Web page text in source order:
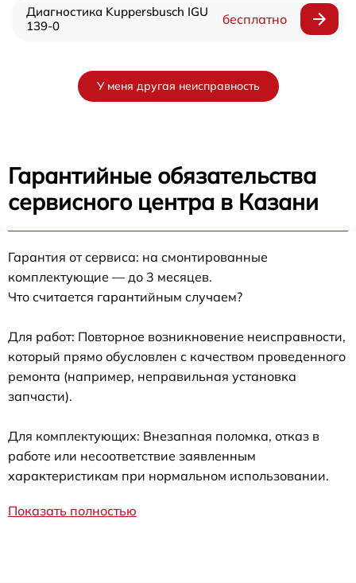
Диагностика Kuppersbusch IGU
139-0
бесплатно
У меня другая неисправность
Гарантийные обязательства
сервисного центра в Казани
Гарантия от сервиса: на смонтированные
комплектующие — до 3 месяцев.
Что считается гарантийным случаем?
Для работ: Повторное возникновение неисправности,
который прямо обусловлен с качеством проведенного
ремонта (например, неправильная установка
запчасти).
Для комплектующих: Внезапная поломка, отказ в
работе или несоответствие заявленным
характеристикам при нормальном использовании.
Показать полностью